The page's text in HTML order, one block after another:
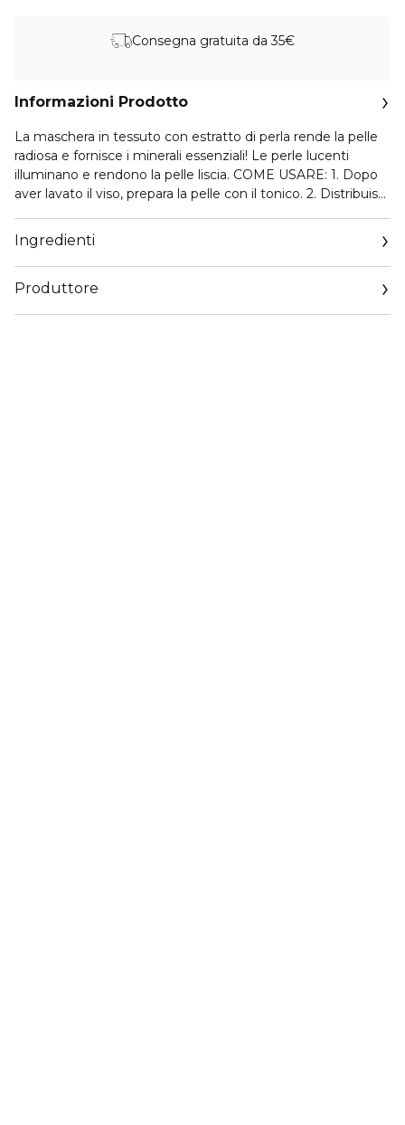
Consegna gratuita da 35€
Informazioni Prodotto
La maschera in tessuto con estratto di perla rende la pelle
radiosa e fornisce i minerali essenziali! Le perle lucenti
illuminano e rendono la pelle liscia. COME USARE: 1. Dopo
aver lavato il viso, prepara la pelle con il tonico. 2. Distribuisci
per 15-20 minuti e rimuovi la maschera. 4. Tampona
delicatamente fino a completo assorbimento.
Ingredienti
Produttore